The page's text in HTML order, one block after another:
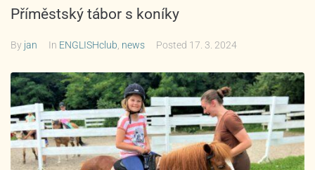
Příměstský tábor s koníky
By jan In ENGLISHclub news Posted 17. 3. 2024